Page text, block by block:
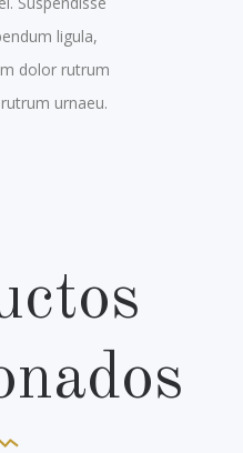
ligula,
dolor rutrum
urnaeu.